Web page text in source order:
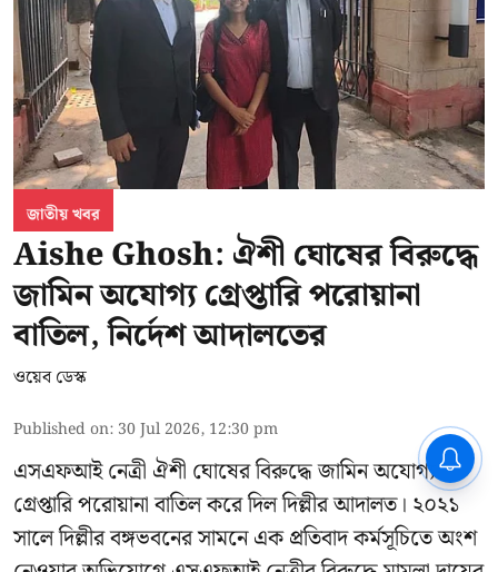
জাতীয় খবর
Aishe Ghosh: ঐশী ঘোষের বিরুদ্ধে
জামিন অযোগ্য গ্রেপ্তারি পরোয়ানা
বাতিল, নির্দেশ আদালতের
ওয়েব ডেস্ক
Published on: 30 Jul 2026, 12:30 pm
এসএফআই নেত্রী ঐশী ঘোষের বিরুদ্ধে জামিন অযোগ্য
গ্রেপ্তারি পরোয়ানা বাতিল করে দিল দিল্লীর আদালত। ২০২১
সালে দিল্লীর বঙ্গভবনের সামনে এক প্রতিবাদ কর্মসূচিতে অংশ
ভোট ঘোষণার প্রতিবাদ - আদালতের
দ্বারস্থ হবে সিপিআইএম